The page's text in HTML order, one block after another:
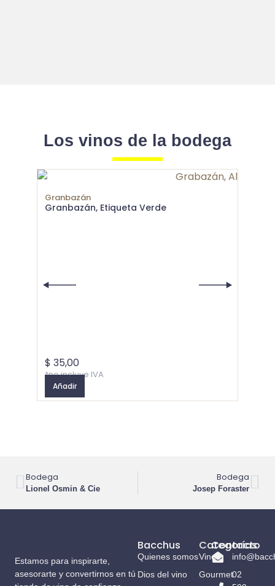
Los vinos de la bodega
Granbazán
Granbazán, Etiqueta Verde
$ 35,00
*no incluye IVA
Añadir
Bodega
Lionel Osmin & Cie
Bodega
Josep Foraster
Estamos para inspirarte,
asesorarte y convertirnos en tú
Bacchus
Quienes somos
Dios del vino
Categorías
Vinos
Gourmet
Contacto
02